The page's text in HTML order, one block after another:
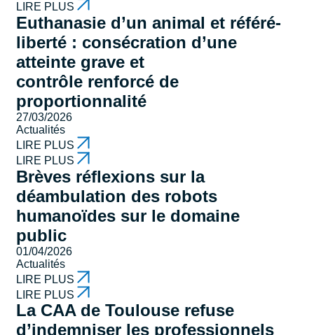
LIRE PLUS
Euthanasie d’un animal et référé-
liberté : consécration d’une
atteinte grave et
contrôle renforcé de
proportionnalité
27/03/2026
Actualités
LIRE PLUS
LIRE PLUS
Brèves réflexions sur la
déambulation des robots
humanoïdes sur le domaine
public
01/04/2026
Actualités
LIRE PLUS
LIRE PLUS
La CAA de Toulouse refuse
d’indemniser les professionnels